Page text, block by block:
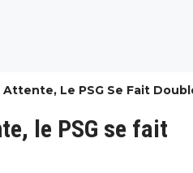
Attente, Le PSG Se Fait
le PSG se fait